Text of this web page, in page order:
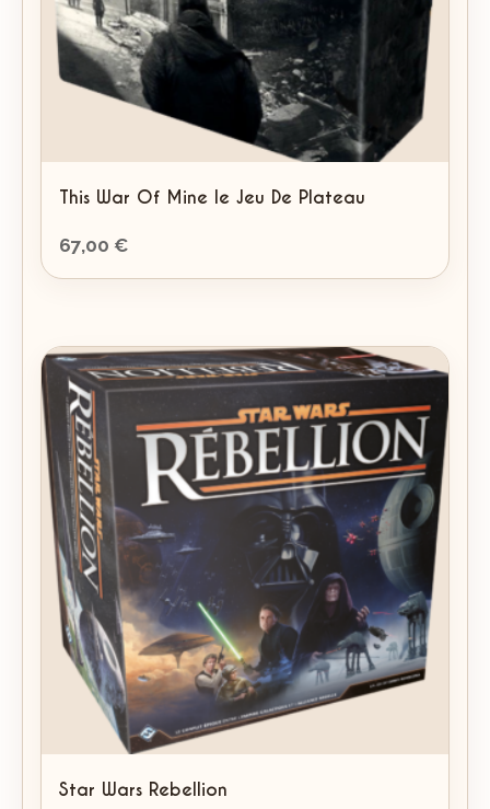
This War Of Mine le Jeu De Plateau
67,00 €
Star Wars Rebellion